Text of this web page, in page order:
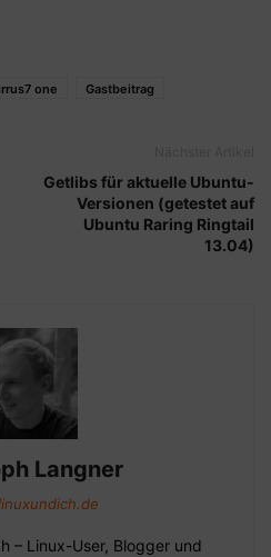
one Gastbeitrag
Getlibs für aktuelle Ubuntu-
Versionen (getestet auf
Ubuntu Raring Ringtail
13.04)
Langner
– Linux-User, Blogger und